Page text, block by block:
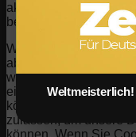
akzeptieren /
besuchen.
Wir respektieren es
ablehnen möchten.
wieder nach Cookies
einen Cookie für Ihre
können sich jederzeit
zulassen, um unsere
können. Wenn Sie